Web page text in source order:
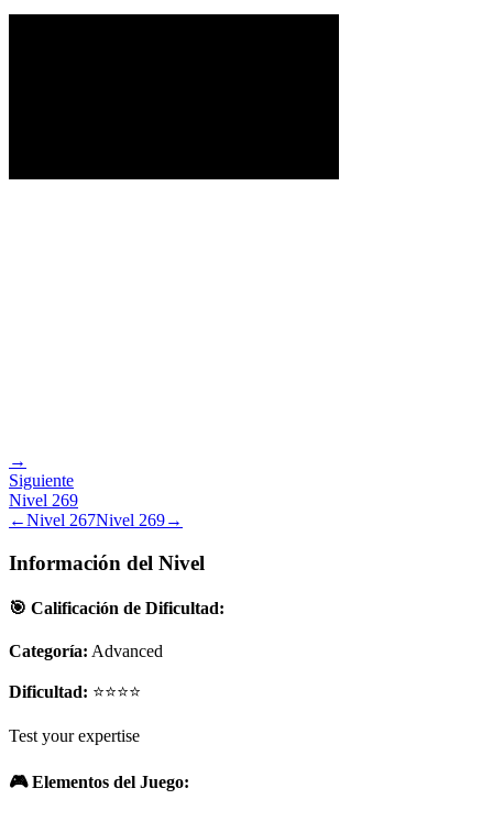
→
Siguiente
Nivel 269
←Nivel 267Nivel 269→
Información del Nivel
🎯 Calificación de Dificultad:
Categoría: Advanced
Dificultad: ⭐⭐⭐⭐
Test your expertise
🎮 Elementos del Juego: